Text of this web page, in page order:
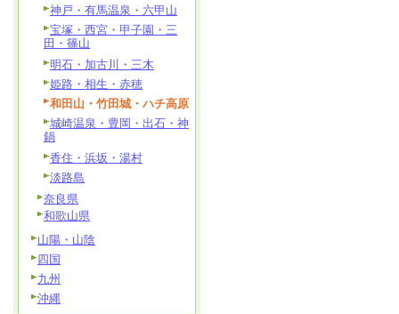
神戸・有馬温泉・六甲山
宝塚・西宮・甲子園・三
田・篠山
明石・加古川・三木
姫路・相生・赤穂
和田山・竹田城・ハチ高原
城崎温泉・豊岡・出石・神
鍋
香住・浜坂・湯村
淡路島
奈良県
和歌山県
山陽・山陰
四国
九州
沖縄